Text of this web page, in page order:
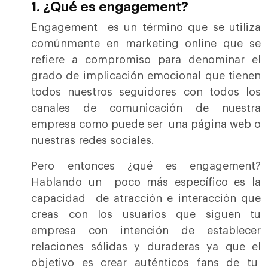
1. ¿Qué es engagement?
Engagement es un término que se utiliza
comúnmente en marketing online que se
refiere a compromiso para denominar el
grado de implicación emocional que tienen
todos nuestros seguidores con todos los
canales de comunicación de nuestra
empresa como puede ser una página web o
nuestras redes sociales.
Pero entonces ¿qué es engagement?
Hablando un poco más específico es la
capacidad de atracción e interacción que
creas con los usuarios que siguen tu
empresa con intención de establecer
relaciones sólidas y duraderas ya que el
objetivo es crear auténticos fans de tu